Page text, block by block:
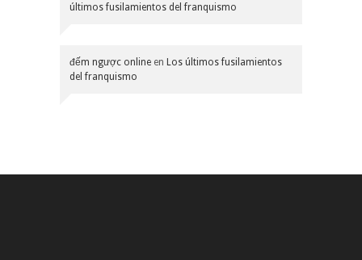
últimos fusilamientos del franquismo
đếm ngược online en Los últimos fusilamientos
del franquismo